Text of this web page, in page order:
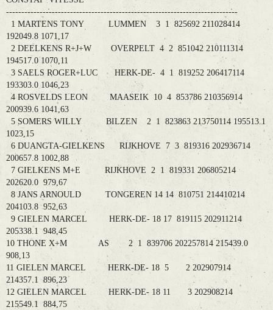
----------------------------------------------------------------------------
1 MARTENS TONY LUMMEN 3 1 825692 211028414
192049.8 1071,17
2 DEELKENS R+J+W OVERPELT 4 2 851042 210111314
194517.0 1070,11
3 SAELS ROGER+LUC HERK-DE- 4 1 819252 206417114
193303.0 1046,23
4 ROSVELDS LEON MAASEIK 10 4 853786 210356914
200939.6 1041,63
5 SOMERS WILLY BILZEN 2 1 823863 213750114 195513.1
1023,15
6 DUANGTA-GIELKENS RIJKHOVE 7 3 819316 202936714
200657.8 1002,88
7 GIELKENS M+E RIJKHOVE 2 1 819331 206805214
202620.0 979,67
8 JANS ARNOULD TONGEREN 14 14 810751 214410214
204103.8 952,63
9 GIELEN MARCEL HERK-DE- 18 17 819115 202911214
205338.1 948,45
10 THONE X+M AS 2 1 839706 202257814 215439.0
908,13
11 GIELEN MARCEL HERK-DE- 18 5 2 202907914
214357.1 896,23
12 GIELEN MARCEL HERK-DE- 18 11 3 202908214
215549.1 884,75